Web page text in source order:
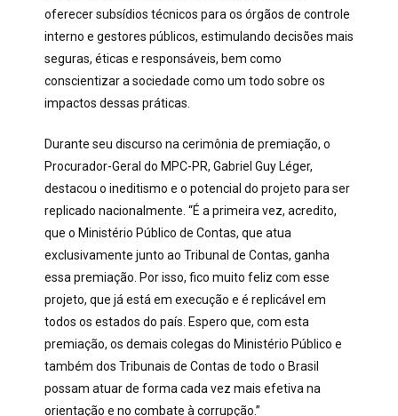
oferecer subsídios técnicos para os órgãos de controle
interno e gestores públicos, estimulando decisões mais
seguras, éticas e responsáveis, bem como
conscientizar a sociedade como um todo sobre os
impactos dessas práticas.
Durante seu discurso na cerimônia de premiação, o
Procurador-Geral do MPC-PR, Gabriel Guy Léger,
destacou o ineditismo e o potencial do projeto para ser
replicado nacionalmente. “É a primeira vez, acredito,
que o Ministério Público de Contas, que atua
exclusivamente junto ao Tribunal de Contas, ganha
essa premiação. Por isso, fico muito feliz com esse
projeto, que já está em execução e é replicável em
todos os estados do país. Espero que, com esta
premiação, os demais colegas do Ministério Público e
também dos Tribunais de Contas de todo o Brasil
possam atuar de forma cada vez mais efetiva na
orientação e no combate à corrupção.”